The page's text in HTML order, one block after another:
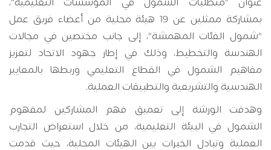
بمشاركة ممثلين عن 19 هيئة محلية من أعضاء فريق عمل
"شمول الفئات المهمشة"، إلى جانب مختصين في مجالات
الهندسة والتخطيط، وذلك في إطار جهود الاتحاد لتعزيز
مفاهيم الشمول في القطاع التعليمي وربطها بالمعايير
الهندسية والتشريعية والتطبيقات العملية.
وهدفت الورشة إلى تعميق فهم المشاركين لمفهوم
الشمول في البيئة التعليمية، من خلال استعراض التجارب
العملية وتبادل الخبرات بين الهيئات المحلية، حيث قدمت